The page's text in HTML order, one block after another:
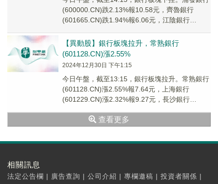
(600000.CN)跌2.13%報10.58元，齊魯銀行
(601665.CN)跌1.94%報6.06元，江陰銀行
【異動股】銀行板塊拉升，常熟銀行
(601128.CN)漲2.55%
2024年12月30日 下午1:15
今日午盤，截至13:15，銀行板塊拉升。常熟銀行
(601128.CN)漲2.55%報7.64元，上海銀行
(601229.CN)漲2.32%報9.27元，長沙銀行
查看更多
相關訊息
法定公告欄 | 廣告查詢 | 公司介紹 | 專欄邀稿 | 投資者關係 |